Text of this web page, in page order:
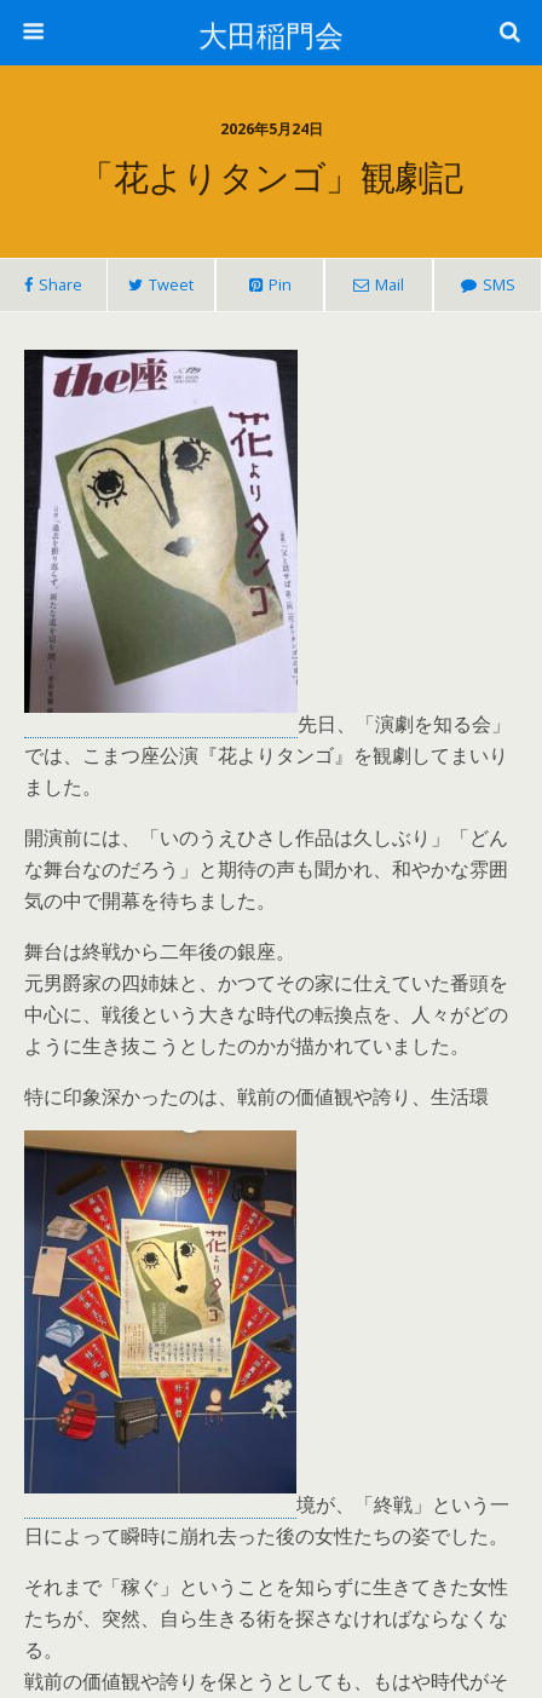
大田稲門会
2026年5月24日
「花よりタンゴ」観劇記
Share Tweet Pin Mail SMS
先日、「演劇を知る会」
では、こまつ座公演『花よりタンゴ』を観劇してまいり
ました。
開演前には、「いのうえひさし作品は久しぶり」「どん
な舞台なのだろう」と期待の声も聞かれ、和やかな雰囲
気の中で開幕を待ちま した。
舞台は終戦から二年後の銀座。
元男爵家の四姉妹と、かつてその家に仕えていた番頭を
中心に、戦後という大きな時代の転換点を、人々がどの
ように生き抜こうとしたのかが描かれていました。
特に印象深かったのは、戦前の価値観や誇り、生活環
境が、「終戦 」という一
日によって瞬時に崩れ去った後の女性たちの姿でした。
それまで「稼ぐ」ということを知らずに生きてきた女性
たちが、突然、自ら生きる術を探さなければならなくな
る。
戦前の価値観や誇りを保とうとしても、もはや時代がそ